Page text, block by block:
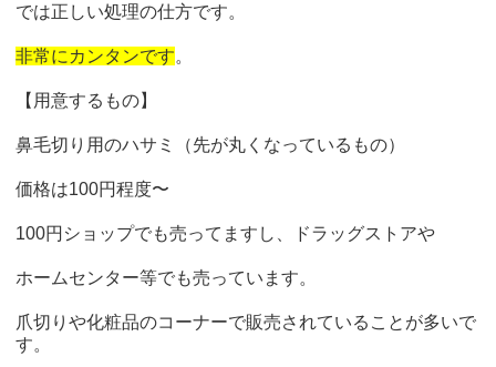
では正しい処理の仕方です。
非常にカンタンです。
【用意するもの】
鼻毛切り用のハサミ（先が丸くなっているもの）
価格は100円程度〜
100円ショップでも売ってますし、ドラッグストアや
ホームセンター等でも売っています。
爪切りや化粧品のコーナーで販売されていることが多いで
す。